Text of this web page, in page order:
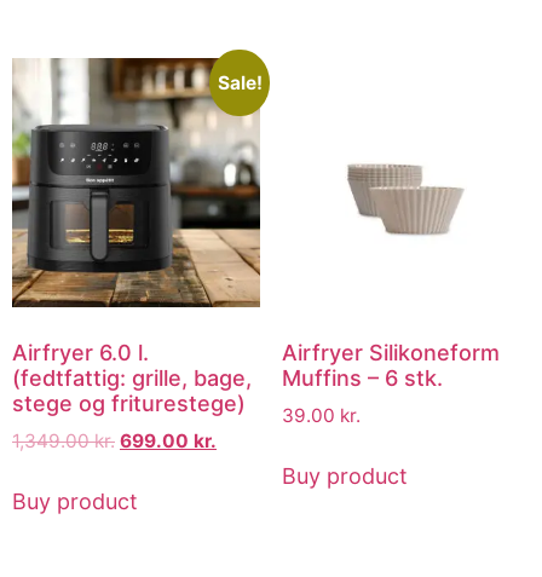
Sale!
Airfryer 6.0 l.
(fedtfattig: grille, bage,
stege og friturestege)
1,349.00kr. 699.00 kr.
Buy product
Airfryer Silikoneform
Muffins – 6 stk.
39.00 kr.
Buy product